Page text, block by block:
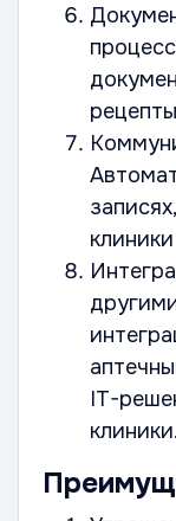
IT-
клиники.